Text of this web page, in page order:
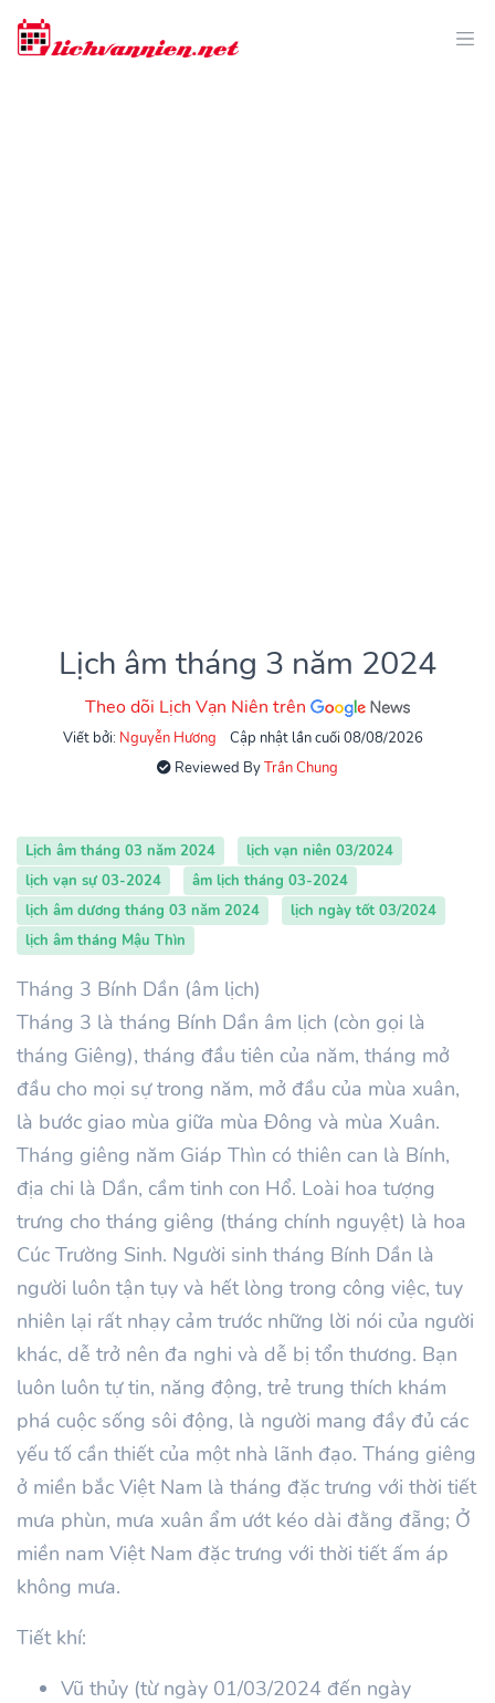
Lịch âm tháng 3 năm 2024
Theo dõi Lịch Vạn Niên trên
Viết bởi: Nguyễn Hương
Cập nhật lần cuối 08/08/2026
Reviewed ByTrần Chung
Lịch âm tháng 03 năm 2024
lịch vạn niên 03/2024
lịch vạn sự 03-2024
âm lịch tháng 03-2024
lịch âm dương tháng 03 năm 2024
lịch ngày tốt 03/2024
lịch âm tháng Mậu Thìn
Tháng 3 Bính Dần (âm lịch)
Tháng 3 là tháng Bính Dần âm lịch (còn gọi là
tháng Giêng), tháng đầu tiên của năm, tháng mở
đầu cho mọi sự trong năm, mở đầu của mùa xuân,
là bước giao mùa giữa mùa Đông và mùa Xuân.
Tháng giêng năm Giáp Thìn có thiên can là Bính,
địa chi là Dần, cầm tinh con Hổ. Loài hoa tượng
trưng cho tháng giêng (tháng chính nguyệt) là hoa
Cúc Trường Sinh. Người sinh tháng Bính Dần là
người luôn tận tụy và hết lòng trong công việc, tuy
nhiên lại rất nhạy cảm trước những lời nói của người
khác, dễ trở nên đa nghi và dễ bị tổn thương. Bạn
luôn luôn tự tin, năng động, trẻ trung thích khám
phá cuộc sống sôi động, là người mang đầy đủ các
yếu tố cần thiết của một nhà lãnh đạo. Tháng giêng
ở miền bắc Việt Nam là tháng đặc trưng với thời tiết
mưa phùn, mưa xuân ẩm ướt kéo dài đằng đẵng; Ở
miền nam Việt Nam đặc trưng với thời tiết ấm áp
không mưa.
Tiết khí:
Vũ thủy (từ ngày 01/03/2024 đến ngày